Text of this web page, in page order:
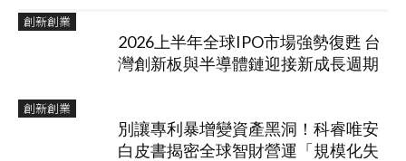
創新創業
2026上半年全球IPO市場強勢復甦 台
灣創新板與半導體鏈迎接新成長週期
創新創業
別讓專利暴增變資產黑洞！科睿唯安
白皮書揭密全球智財營運「規模化失